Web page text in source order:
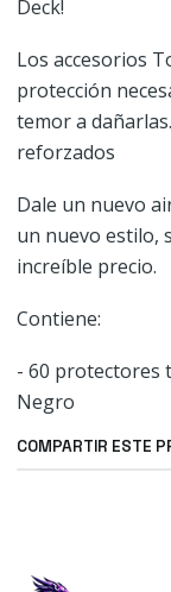
Deck!
Los accesorios
protección
temor a
reforzados
Dale un nuevo
un nuevo estilo,
increíble precio.
Contiene:
- 60 protectores
Negro
COMPARTIR ESTE